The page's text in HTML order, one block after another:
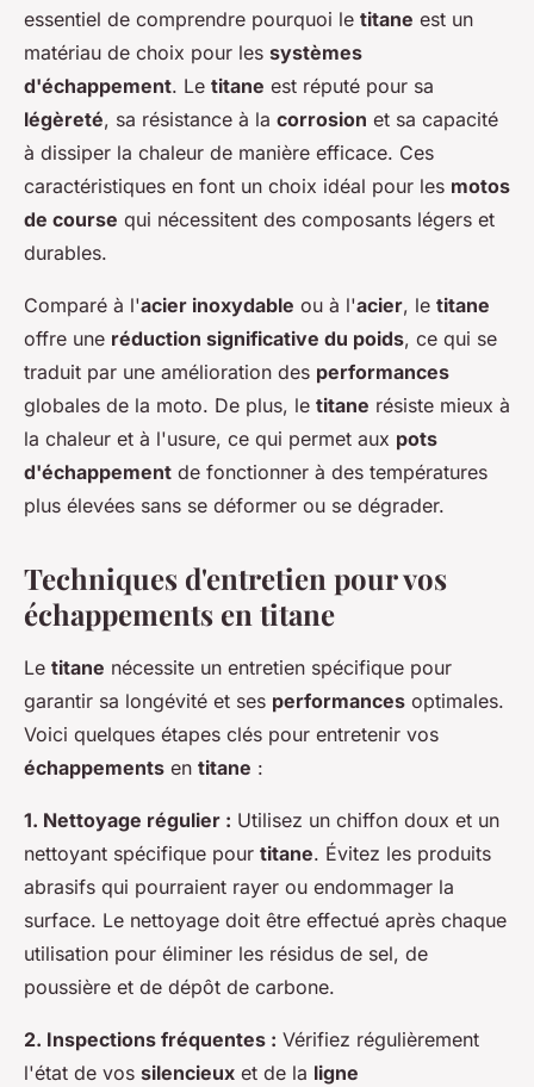
essentiel de comprendre pourquoi le titane est un
matériau de choix pour les systèmes
d'échappement. Le titane est réputé pour sa
légèreté, sa résistance à la corrosion et sa capacité
à dissiper la chaleur de manière efficace. Ces
caractéristiques en font un choix idéal pour les motos
de course qui nécessitent des composants légers et
durables.
Comparé à l'acier inoxydable ou à l'acier, le titane
offre une réduction significative du poids, ce qui se
traduit par une amélioration des performances
globales de la moto. De plus, le titane résiste mieux à
la chaleur et à l'usure, ce qui permet aux pots
d'échappement de fonctionner à des températures
plus élevées sans se déformer ou se dégrader.
Techniques d'entretien pour vos
échappements en titane
Le titane nécessite un entretien spécifique pour
garantir sa longévité et ses performances optimales.
Voici quelques étapes clés pour entretenir vos
échappements en titane :
1. Nettoyage régulier : Utilisez un chiffon doux et un
nettoyant spécifique pour titane. Évitez les produits
abrasifs qui pourraient rayer ou endommager la
surface. Le nettoyage doit être effectué après chaque
utilisation pour éliminer les résidus de sel, de
poussière et de dépôt de carbone.
2. Inspections fréquentes : Vérifiez régulièrement
l'état de vos silencieux et de la ligne